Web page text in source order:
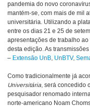
pandemia do novo
mantém-se, com mais de mil
universitária. Utilizando a
entre os dias 21 e 25 de
apresentações de trabalho
desta edição. As
– Extensão UnB, UnBTV,
Como tradicionalmente já
Universitária, será concedido
pesquisador renomado
norte-americano Noam